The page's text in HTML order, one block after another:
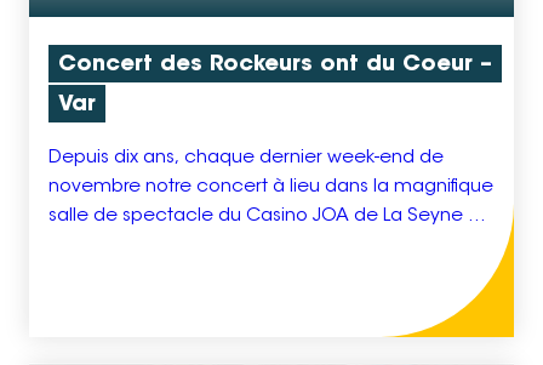
Concert des Rockeurs ont du Coeur –
Var
Depuis dix ans, chaque dernier week-end de
novembre notre concert à lieu dans la magnifique
salle de spectacle du Casino JOA de La Seyne sur
L’entrée au concert est non payante […]